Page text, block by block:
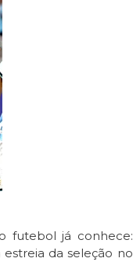
futebol já conhece:
da seleção no